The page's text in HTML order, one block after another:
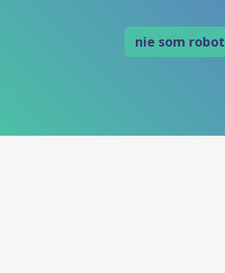
nie som robot